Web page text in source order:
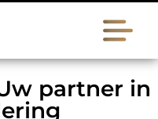
partner in